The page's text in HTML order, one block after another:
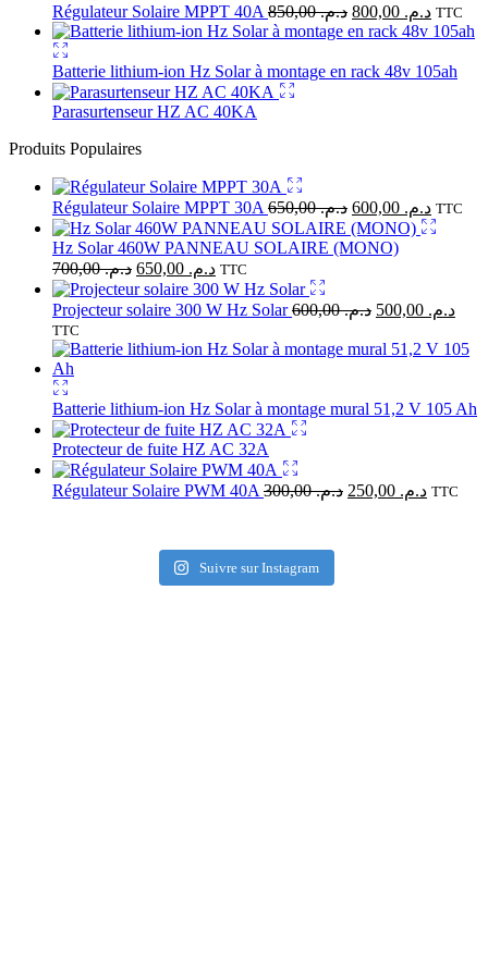
Régulateur Solaire MPPT 40A د.م.850,00 د.م. TTC
Batterie lithium-ion Hz Solar à montage en rack 48v 105ah
Parasurtenseur HZ AC 40KA
Produits Populaires
Régulateur Solaire MPPT 30A د.م.650,00 د.م. TTC
Hz Solar 460W PANNEAU SOLAIRE (MONO)
د.م.700,00 د.م. TTC
Projecteur solaire 300 W Hz Solar د.م.600,00 د.م.
TTC
Batterie lithium-ion Hz Solar à montage mural 51,2 V 105 Ah
Protecteur de fuite HZ AC 32A
Régulateur Solaire PWM 40A د.م.300,00 د.م. TTC
Suivre sur Instagram